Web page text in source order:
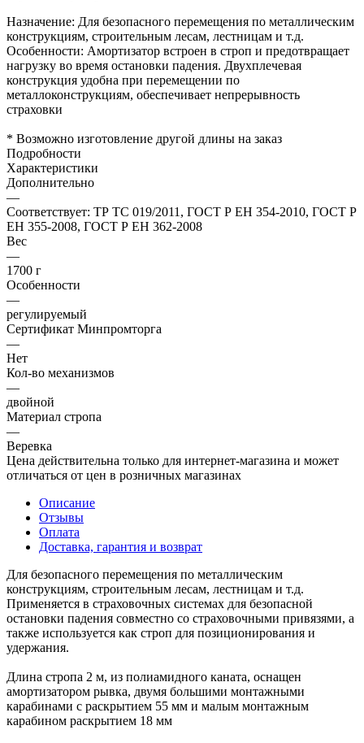
Назначение: Для безопасного перемещения по металлическим
конструкциям, строительным лесам, лестницам и т.д.
Особенности: Амортизатор встроен в строп и предотвращает
нагрузку во время остановки падения. Двухплечевая
конструкция удобна при перемещении по
металлоконструкциям, обеспечивает непрерывность
страховки
* Возможно изготовление другой длины на заказ
Подробности
Характеристики
Дополнительно
—
Соответствует: ТР ТС 019/2011, ГОСТ Р ЕН 354-2010, ГОСТ Р
ЕН 355-2008, ГОСТ Р ЕН 362-2008
Вес
—
1700 г
Особенности
—
регулируемый
Сертификат Минпромторга
—
Нет
Кол-во механизмов
—
двойной
Материал стропа
—
Веревка
Цена действительна только для интернет-магазина и может
отличаться от цен в розничных магазинах
Описание
Отзывы
Оплата
Доставка, гарантия и возврат
Для безопасного перемещения по металлическим
конструкциям, строительным лесам, лестницам и т.д.
Применяется в страховочных системах для безопасной
остановки падения совместно со страховочными привязями, а
также используется как строп для позиционирования и
удержания.
Длина стропа 2 м, из полиамидного каната, оснащен
амортизатором рывка, двумя большими монтажными
карабинами с раскрытием 55 мм и малым монтажным
карабином раскрытием 18 мм